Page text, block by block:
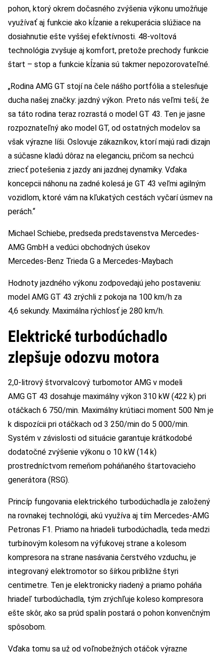
pohon, ktorý okrem dočasného zvýšenia výkonu umožňuje
využívať aj funkcie ako kĺzanie a rekuperácia slúžiace na
dosiahnutie ešte vyššej efektívnosti. 48-voltová
technológia zvyšuje aj komfort, pretože prechody funkcie
štart – stop a funkcie kĺzania sú takmer nepozorovateľné.
„Rodina AMG GT stojí na čele nášho portfólia a stelesňuje
ducha našej značky: jazdný výkon. Preto nás veľmi teší, že
sa táto rodina teraz rozrastá o model GT 43. Ten je jasne
rozpoznateľný ako model GT, od ostatných modelov sa
však výrazne líši. Oslovuje zákazníkov, ktorí majú radi dizajn
a súčasne kladú dôraz na eleganciu, pričom sa nechcú
zriecť potešenia z jazdy ani jazdnej dynamiky. Vďaka
koncepcii náhonu na zadné kolesá je GT 43 veľmi agilným
vozidlom, ktoré vám na kľukatých cestách vyčarí úsmev na
perách.“
Michael Schiebe, predseda predstavenstva Mercedes-
AMG GmbH a vedúci obchodných úsekov
Mercedes-Benz Trieda G a Mercedes-Maybach
Hodnoty jazdného výkonu zodpovedajú jeho postaveniu:
model AMG GT 43 zrýchli z pokoja na 100 km/h za
4,6 sekundy. Maximálna rýchlosť je 280 km/h.
Elektrické turbodúchadlo
zlepšuje odozvu motora
2,0-litrový štvorvalcový turbomotor AMG v modeli
AMG GT 43 dosahuje maximálny výkon 310 kW (422 k) pri
otáčkach 6 750/min. Maximálny krútiaci moment 500 Nm je
k dispozícii pri otáčkach od 3 250/min do 5 000/min.
Systém v závislosti od situácie garantuje krátkodobé
dodatočné zvýšenie výkonu o 10 kW (14 k)
prostredníctvom remeňom poháňaného štartovacieho
generátora (RSG).
Princíp fungovania elektrického turbodúchadla je založený
na rovnakej technológii, akú využíva aj tím Mercedes-AMG
Petronas F1. Priamo na hriadeli turbodúchadla, teda medzi
turbínovým kolesom na výfukovej strane a kolesom
kompresora na strane nasávania čerstvého vzduchu, je
integrovaný elektromotor so šírkou približne štyri
centimetre. Ten je elektronicky riadený a priamo poháňa
hriadeľ turbodúchadla, tým zrýchľuje koleso kompresora
ešte skôr, ako sa prúd spalín postará o pohon konvenčným
spôsobom.
Vďaka tomu sa už od voľnobežných otáčok výrazne